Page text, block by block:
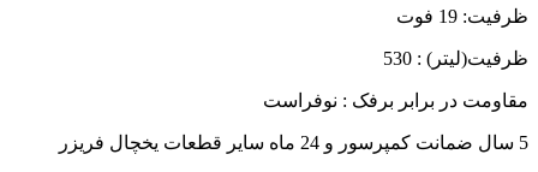
ظرفیت: 19 فوت
ظرفیت(لیتر) : 530
مقاومت در برابر برفک : نوفراست
5 سال ضمانت کمپرسور و 24 ماه سایر قطعات یخچال فریزر